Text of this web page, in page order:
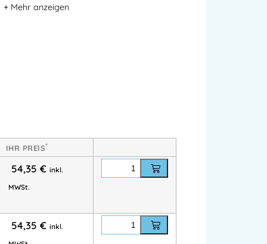
und professionell
für Werkzeug und Maßstab
50 – längere Shorts für zusätzlichen
IHR PREIS*
54,35 € inkl.
MWSt.
54,35 € inkl.